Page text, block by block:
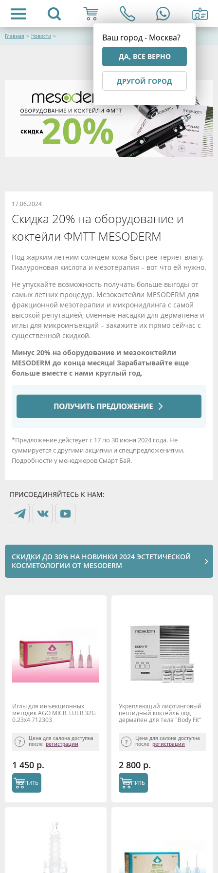
Ваш город - Москва?
ДА, ВСЕ ВЕРНО
ДРУГОЙ ГОРОД
Главная > Новости >
17.06.2024
Скидка 20% на оборудование и
коктейли ФМТТ MESODERM
Под жарким летним солнцем кожа быстрее теряет влагу.
Гиалуроновая кислота и мезотерапия – вот что ей нужно.
Не упускайте возможность получать больше выгоды от
самых летних процедур. Мезококтейли MESODERM для
фракционной мезотерапии и микронидлинга с самой
высокой репутацией, сменные насадки для дермапена и
иглы для микроинъекций – закажите их прямо сейчас с
существенной скидкой.
Минус 20% на оборудование и мезококтейли
MESODERM до конца месяца! Зарабатывайте еще
больше вместе с нами круглый год.
*Предложение действует с 17 по 30 июня 2024 года. Не
суммируется с другими акциями и спецпредложениями.
Подробности у менеджеров Смарт Бай.
ПРИСОЕДИНЯЙТЕСЬ К НАМ:
СКИДКИ ДО 30% НА НОВИНКИ 2024 ЭСТЕТИЧЕСКОЙ
КОСМЕТОЛОГИИ ОТ MESODERM
Иглы для инъекционных
методик AGO MICR. LUER 32G
0.23x4 712303
Цена для салона доступна
после регистрации
1 450 р.
КУПИТЬ
Укрепляющий лифтинговый
пептидный коктейль под
дермапен для тела "Body Fit"
Цена для салона доступна
после регистрации
2 800 р.
КУПИТЬ